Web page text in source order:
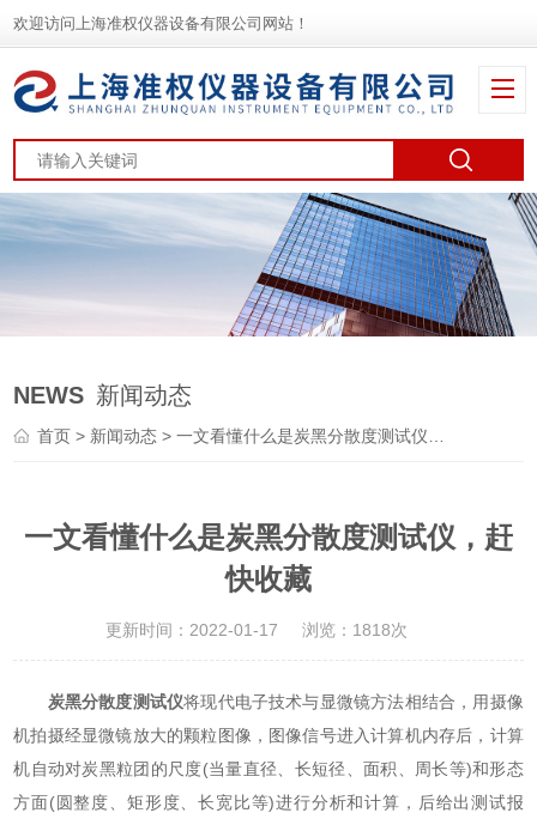
欢迎访问上海准权仪器设备有限公司网站！
NEWS 新闻动态
首页 > 新闻动态 > 一文看懂什么是炭黑分散度测试仪，赶快收藏
一文看懂什么是炭黑分散度测试仪，赶
快收藏
更新时间：2022-01-17 浏览：1818次
炭黑分散度测试仪将现代电子技术与显微镜方法相结合，用摄像
机拍摄经显微镜放大的颗粒图像，图像信号进入计算机内存后，计算
机自动对炭黑粒团的尺度(当量直径、长短径、面积、周长等)和形态
方面(圆整度、矩形度、长宽比等)进行分析和计算，后给出测试报